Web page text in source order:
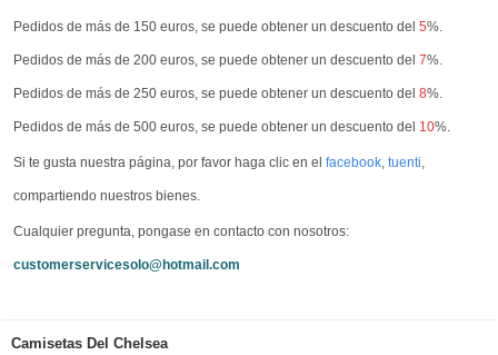
Pedidos de más de 150 euros, se puede obtener un descuento del 5%.
Pedidos de más de 200 euros, se puede obtener un descuento del 7%.
Pedidos de más de 250 euros, se puede obtener un descuento del 8%.
Pedidos de más de 500 euros, se puede obtener un descuento del 10%.
Si te gusta nuestra página, por favor haga clic en el facebook, tuenti,
compartiendo nuestros bienes.
Cualquier pregunta, pongase en contacto con nosotros:
customerservicesolo@hotmail.com
Camisetas Del Chelsea